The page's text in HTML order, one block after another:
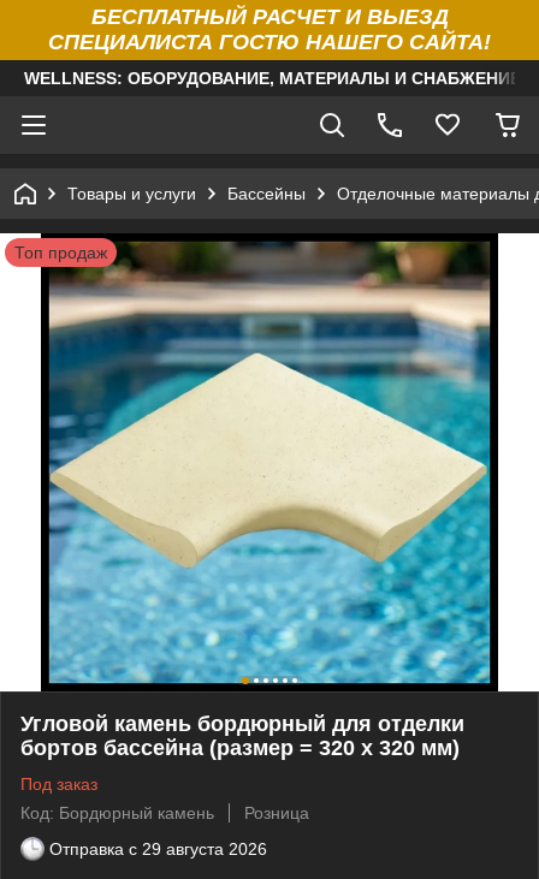
БЕСПЛАТНЫЙ РАСЧЕТ И ВЫЕЗД
СПЕЦИАЛИСТА ГОСТЮ НАШЕГО САЙТА!
WELLNESS: ОБОРУДОВАНИЕ, МАТЕРИАЛЫ И
Товары и услуги Бассейны Отделочные материалы
Топ продаж
Угловой камень бордюрный для отделки
бортов бассейна (размер = 320 x 320 мм)
Под заказ
Код: Бордюрный камень
Розница
Отправка с 29 августа 2026